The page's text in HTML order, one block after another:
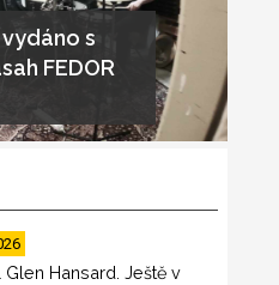
s
FEDOR
Hansard. Ještě v